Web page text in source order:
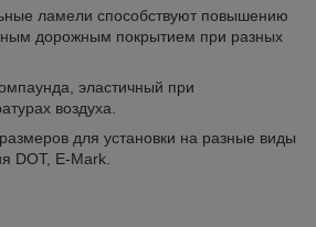
ламели способствуют повышению
дорожным покрытием при разных
эластичный при
воздуха.
для установки на разные виды
DOT, E-Mark.